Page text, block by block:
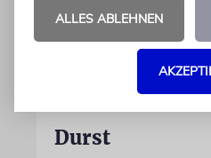
Durst
ALLES ABLEHNEN